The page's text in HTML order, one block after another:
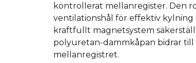
kontrollerat mellanregister. Den
ventilationshål för effektiv
kraftfullt magnetsystem
polyuretan-dammkåpan bidrar
mellanregistret.